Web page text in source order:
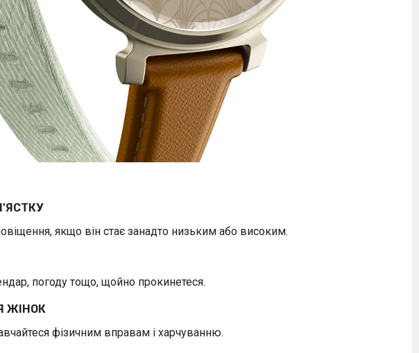
якщо він стає занадто низьким або високим.
погоду тощо, щойно прокинетеся.
ЖІНОК
фізичним вправам і харчуванню.